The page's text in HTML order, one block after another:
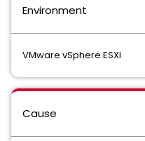
Environment
VMware vSphere ESXI
Cause